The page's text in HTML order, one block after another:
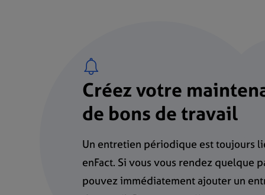
Créez votre
de bons de travail
Un entretien périodique est toujours
enFact. Si vous vous rendez quelque
pouvez immédiatement ajouter un